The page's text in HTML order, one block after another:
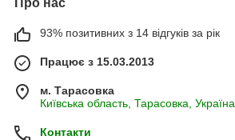
Про нас
93% позитивних з 14 відгуків за рік
Працює з 15.03.2013
м. Тарасовка
Київська область, Тарасовка, Україна
Контакти